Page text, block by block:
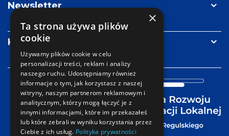
Newsletter
Kontakt
×
Ta strona używa plików
cookie
Używamy plików cookie w celu
personalizacji treści, reklam i analizy
naszego ruchu. Udostępniamy również
informacje o tym, jak korzystasz z naszej
witryny, naszym partnerom reklamowym i
analitycznym, którzy mogą łączyć je z
innymi informacjami, które im przekazałeś
lub które zebrali w wyniku korzystania przez
Ciebie z ich usług. Polityka prywatności